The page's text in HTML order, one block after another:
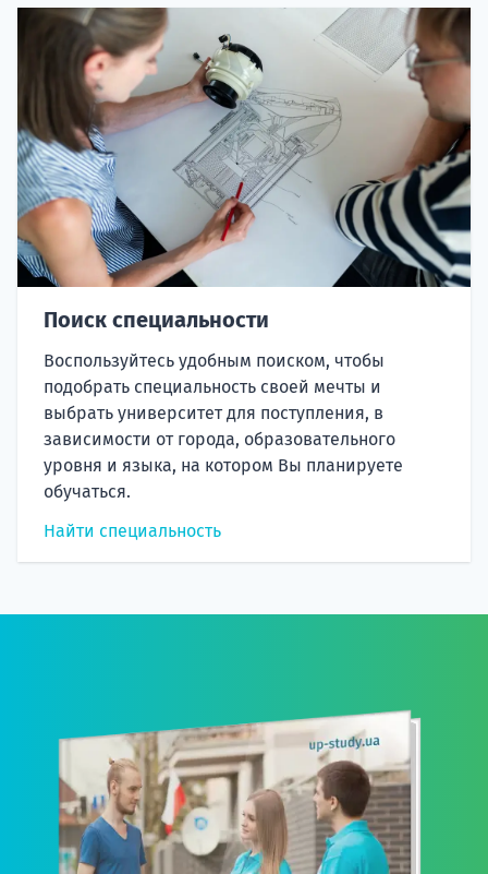
Поиск специальности
Воспользуйтесь удобным поиском, чтобы
подобрать специальность своей мечты и
выбрать университет для поступления, в
зависимости от города, образовательного
уровня и языка, на котором Вы планируете
обучаться.
Найти специальность